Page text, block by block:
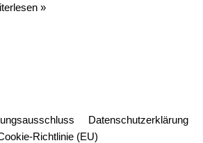
»
Datenschutzerklärung
Richtlinie (EU)